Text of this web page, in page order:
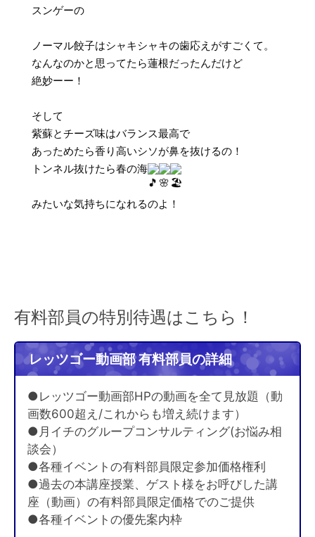
スンゲーの
ノーマル餃子はシャキシャキの歯応えがすごくて。
なんなのかと思ってたら蓮根だったんだけど
絶妙ーー！
そして
紫蘇とチーズ味はバランス最高で
あっためたら香り高いシソが鼻を抜けるの！
トンネル抜けたら春の海
みたいな気持ちになれるのよ！
有料部員の特別待遇はこちら！
レッツゴー動画部 有料部員の詳細
●レッツゴー動画部HPの動画を全て見放題（動
画数600超え/これからも増え続けます）
●月イチのグループコンサルティング(お悩み相
談会）
●各種イベントの有料部員限定参加価格権利
●過去の本講座授業、ゲスト様をお呼びした講
座（動画）の有料部員限定価格でのご提供
●各種イベントの優先案内枠